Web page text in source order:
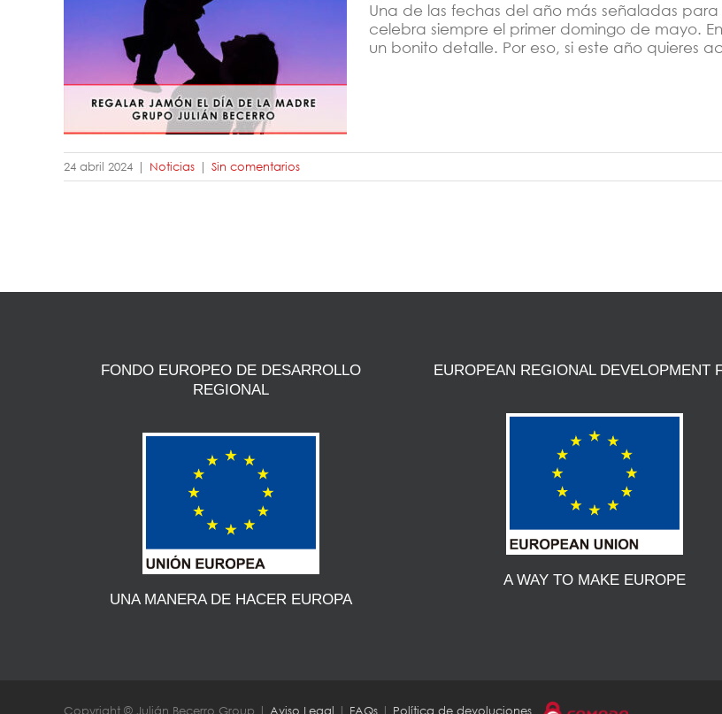
Regalar jamón el día de la madre
Una de las fechas del año más señaladas
celebra siempre el primer domingo de mayo.
un bonito detalle. Por eso, si este año quieres
24 abril 2024 | Noticias | Sin comentarios
FONDO EUROPEO DE DESARROLLO
REGIONAL
UNA MANERA DE HACER EUROPA
EUROPEAN REGIONAL DEVELOPMENT
A WAY TO MAKE EUROPE